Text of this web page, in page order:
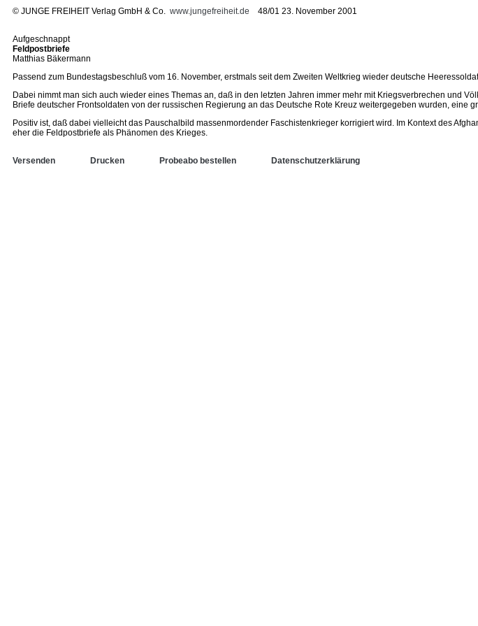
© JUNGE FREIHEIT Verlag GmbH & Co. www.jungefreiheit.de 48/01 23. November 2001
Aufgeschnappt
Feldpostbriefe
Matthias Bäkermann
Passend zum Bundestagsbeschluß vom 16. November, erstmals seit dem Zweiten Weltkrieg wieder deutsche
Dabei nimmt man sich auch wieder eines Themas an, daß in den letzten Jahren immer mehr mit Kriegsverbrechen und
Briefe deutscher Frontsoldaten von der russischen Regierung an das Deutsche Rote Kreuz weitergegeben wurden, eine
Positiv ist, daß dabei vielleicht das Pauschalbild massenmordender Faschistenkrieger korrigiert wird. Im Kontext des
eher die Feldpostbriefe als Phänomen des Krieges.
Versenden Drucken Probeabo bestellen Datenschutzerklärung